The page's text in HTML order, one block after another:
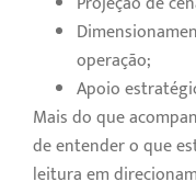
operação;
Apoio
Mais do que
de entender o que
leitura em